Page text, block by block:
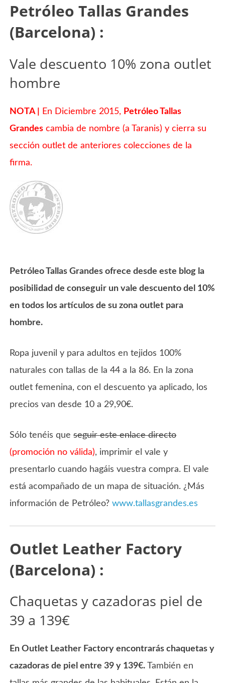
Petróleo Tallas Grandes
(Barcelona) :
Vale descuento 10% zona outlet
hombre
NOTA | En Diciembre 2015, Petróleo Tallas
Grandes cambia de nombre (aTaranis) y cierra su
sección outlet de anteriores colecciones de la
firma.
Petróleo Tallas Grandes ofrece desde este blog la
posibilidad de conseguir un vale descuento del 10%
en todos los artículos de su zona outlet para
hombre.
Ropa juvenil y para adultos en tejidos 100%
naturales con tallas de la 44 a la 86. En la zona
outlet femenina, con el descuento ya aplicado, los
precios van desde 10 a 29,90€.
Sólo tenéis queseguir este enlace directo
(promoción no válida), imprimir el vale y
presentarlo cuando hagáis vuestra compra. El vale
está acompañado de un mapa de situación. ¿Más
información de Petróleo?www.tallasgrandes.es
Outlet Leather Factory
(Barcelona) :
Chaquetas y cazadoras piel de
39 a 139€
En Outlet Leather Factory encontrarás chaquetas y
cazadoras de piel entre 39 y 139€. También en